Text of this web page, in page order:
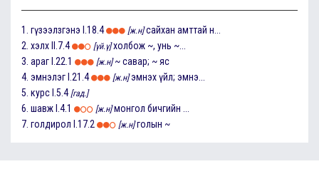
1. гүзээлзгэнэ I.18.4 [ж.н] сайхан амттай н...
2. хэлх II.7.4 [үй.ү] холбож ~, унь ~...
3. араг I.22.1 [ж.н] ~ савар; ~ яс
4. эмнэлэг I.21.4 [ж.н] эмнэх үйл; эмнэ...
5. курс I.5.4 [гад.]
6. шавж I.4.1 [ж.н] монгол бичгийн ...
7. голдирол I.17.2 [ж.н] голын ~